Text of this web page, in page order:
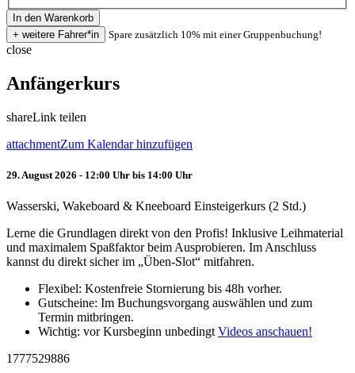
Spare zusätzlich 10% mit einer Gruppenbuchung!
close
Anfängerkurs
shareLink teilen
attachmentZum Kalendar hinzufügen
29. August 2026 - 12:00 Uhr bis 14:00 Uhr
Wasserski, Wakeboard & Kneeboard Einsteigerkurs (2 Std.)
Lerne die Grundlagen direkt von den Profis! Inklusive Leihmaterial
und maximalem Spaßfaktor beim Ausprobieren. Im Anschluss
kannst du direkt sicher im „Üben-Slot“ mitfahren.
Flexibel: Kostenfreie Stornierung bis 48h vorher.
Gutscheine: Im Buchungsvorgang auswählen und zum
Termin mitbringen.
Wichtig: vor Kursbeginn unbedingt Videos anschauen!
1777529886